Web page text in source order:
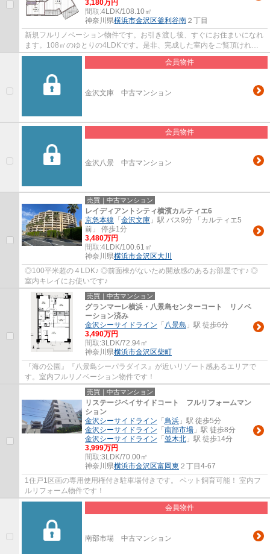
3,180万円
間取:4LDK/108.10㎡
神奈川県横浜市金沢区釜利谷南 ２丁目
新規フルリノベーション物件です。お引き渡し後、すぐにお住まいになれ
ます。108㎡のゆとりの4LDKです。是非、完成した室内をご覧頂ければ
と思います。
会員物件
金沢文庫 中古マンション
会員物件
金沢八景 中古マンション
売買｜中古マンション
レイディアントシティ横濱カルティエ6
京急本線 「 金沢文庫 」駅 バス9分 「カルティエ5
前」 停歩1分
3,480万円
間取:4LDK/100.61㎡
神奈川県横浜市金沢区大川
◎100平米超の４LDK♪ ◎前面棟がないため開放感のあるお部屋です♪ ◎
室内キレイにお使いです♪
売買｜中古マンション
グランマーレ横浜・八景島センターコート リノベ
ーション済み
金沢シーサイドライン 「 八景島 」駅 徒歩6分
3,490万円
間取:3LDK/72.94㎡
神奈川県横浜市金沢区柴町
『海の公園』『八景島シーパラダイス』が近いリゾート感あるエリアで
す。室内フルリノベーション物件です！
売買｜中古マンション
リステージベイサイドコート フルリフォームマン
ション
金沢シーサイドライン 「 鳥浜 」駅 徒歩5分
金沢シーサイドライン 「 南部市場 」駅 徒歩8分
金沢シーサイドライン 「 並木北 」駅 徒歩14分
3,999万円
間取:3LDK/70.00㎡
神奈川県横浜市金沢区富岡東 ２丁目4-67
1住戸1区画の専用使用権付き駐車場付きです。 ペット飼育可能！ 室内フ
ルリフォーム物件です！
会員物件
南部市場 中古マンション